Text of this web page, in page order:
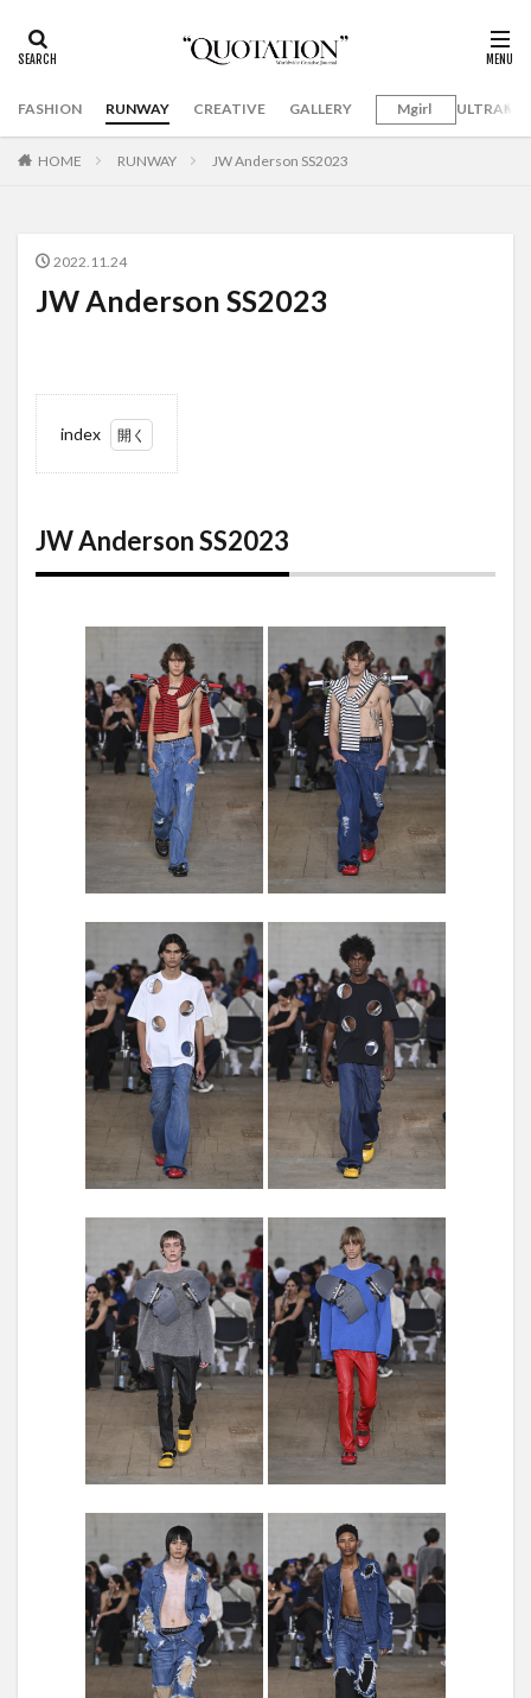
FASHION RUNWAY CREATIVE GALLERY Mgirl
HOME RUNWAY JW Anderson SS2023
2022.11.24
JW Anderson SS2023
index
1
JW
JW Anderson SS2023